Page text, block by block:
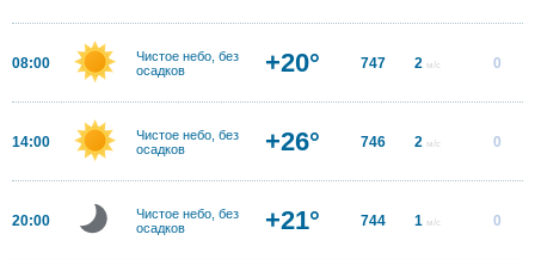
08:00
Чистое небо, без
осадков
+20° 747 2 м/с 0
14:00
Чистое небо, без
осадков
+26° 746 2 м/с 0
20:00
Чистое небо, без
осадков
+21° 744 1 м/с 0